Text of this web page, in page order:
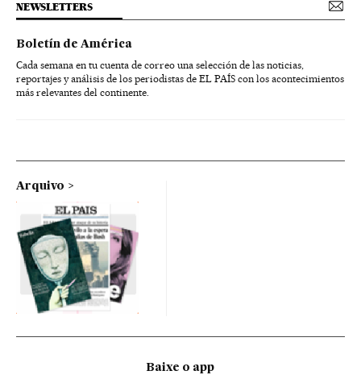
NEWSLETTERS
Boletín de América
Cada semana en tu cuenta de correo una selección de las noticias,
reportajes y análisis de los periodistas de EL PAÍS con los acontecimientos
más relevantes del continente.
Arquivo
Baixe o app